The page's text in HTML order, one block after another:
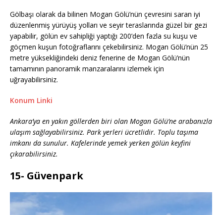
Gölbaşı olarak da bilinen Mogan Gölü’nün çevresini saran iyi
düzenlenmiş yürüyüş yolları ve seyir teraslarında güzel bir gezi
yapabilir, gölün ev sahipliği yaptığı 200’den fazla su kuşu ve
göçmen kuşun fotoğraflarını çekebilirsiniz. Mogan Gölü’nün 25
metre yüksekliğindeki deniz fenerine de Mogan Gölü’nün
tamamının panoramik manzaralarını izlemek için
uğrayabilirsiniz.
Konum Linki
Ankara’ya en yakın göllerden biri olan Mogan Gölü’ne arabanızla
ulaşım sağlayabilirsiniz. Park yerleri ücretlidir. Toplu taşıma
imkanı da sunulur. Kafelerinde yemek yerken gölün keyfini
çıkarabilirsiniz.
15- Güvenpark